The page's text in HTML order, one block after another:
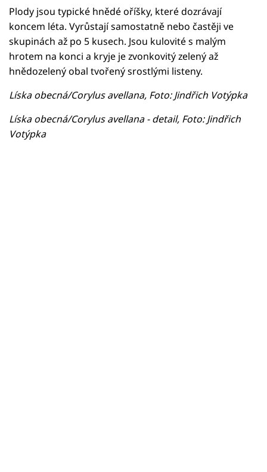
Plody jsou typické hnědé oříšky, které dozrávají
koncem léta. Vyrůstají samostatně nebo častěji ve
skupinách až po 5 kusech. Jsou kulovité s malým
hrotem na konci a kryje je zvonkovitý zelený až
hnědozelený obal tvořený srostlými listeny.
Líska obecná/Corylus avellana, Foto: Jindřich Votýpka
Líska obecná/Corylus avellana - detail, Foto: Jindřich
Votýpka